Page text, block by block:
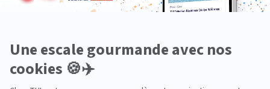
Premium